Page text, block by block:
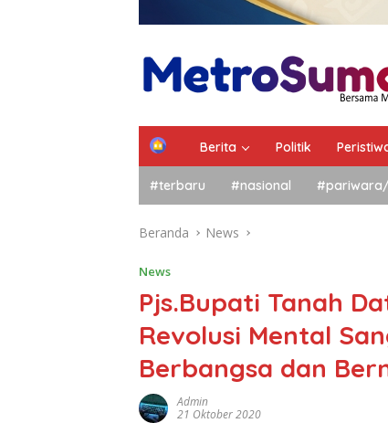
Berita Politik
#terbaru #nasional
Beranda News
News
Pjs.Bupati Tanah
Revolusi Mental
Berbangsa dan
Admin
21 Oktober 2020